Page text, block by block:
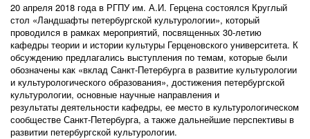
20 апреля 2018 года в РГПУ им. А.И. Герцена состоялся Круглый
стол «Ландшафты петербургской культурологии», который
проводился в рамках мероприятий, посвященных 30-летию
кафедры теории и истории культуры Герценовского университета. К
обсуждению предлагались выступления по темам, которые были
обозначены как «вклад Санкт-Петербурга в развитие культурологии
и культурологического образования», достижения петербургской
культурологии, основные научные направления и
результаты деятельности кафедры, ее место в культурологическом
сообществе Санкт-Петербурга, а также дальнейшие перспективы в
развитии петербургской культурологии.